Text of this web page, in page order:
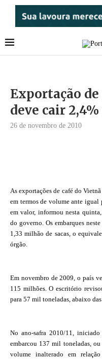
Exportação
deve cair
26 de novembro de 2010
As exportações de café do
em termos de volume ante igual
em valor, informou nesta
do governo. Os embarques
1,33 milhão de sacas, o
órgão.
Em novembro de 2009, o país
115 milhões. O escritório
para 57 mil toneladas, abaixo
No ano-safra 2010/11,
embarcou 137 mil toneladas,
volume inalterado em